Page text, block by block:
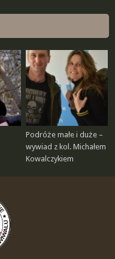
Podróże małe i duże –
wywiad z kol. Michałem
Kowalczykiem